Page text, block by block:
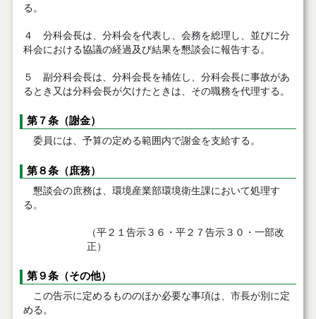
る。
４ 分科会長は、分科会を代表し、会務を総理し、並びに分
科会における協議の経過及び結果を懇談会に報告する。
５ 副分科会長は、分科会長を補佐し、分科会長に事故があ
るとき又は分科会長が欠けたときは、その職務を代理する。
第７条（謝金）
委員には、予算の定める範囲内で謝金を支給する。
第８条（庶務）
懇談会の庶務は、環境産業部環境衛生課において処理す
る。
（平２１告示３６・平２７告示３０・一部改
正）
第９条（その他）
この告示に定めるもののほか必要な事項は、市長が別に定
める。